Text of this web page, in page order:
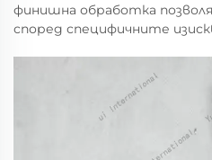
финишна обработка
според специфичните